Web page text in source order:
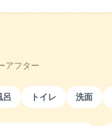
アフター
呂 トイレ 洗面